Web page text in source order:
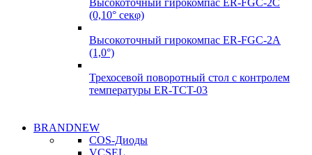
Высокоточный гирокомпас ER-FGC-2C
(0,10° секφ)
Высокоточный гирокомпас ER-FGC-2A
(1,0°)
Трехосевой поворотный стол с контролем
температуры ER-TCT-03
BRANDNEW
COS-Диоды